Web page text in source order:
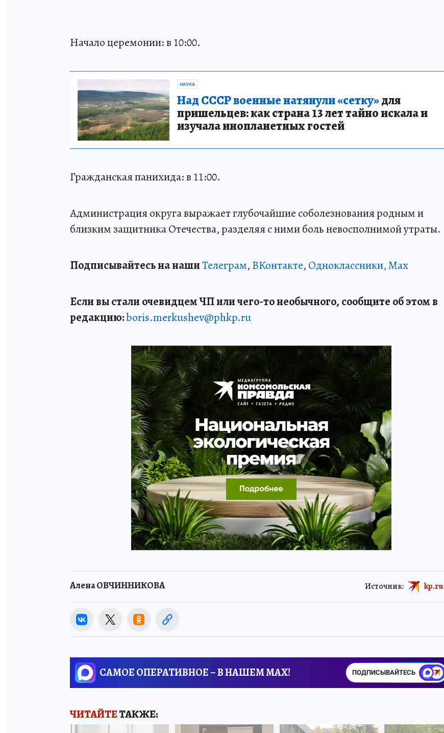
Начало церемонии: в 10:00.
НАУКА
Над СССР военные натянули «сетку»для
пришельцев: как страна 13 лет тайно искала и
изучала инопланетных гостей
Гражданская панихида: в 11:00.
Администрация округа выражает глубочайшие соболезнования родным и
близким защитника Отечества, разделяя с ними боль невосполнимой утраты.
Подписывайтесь на нашиТелеграм, ВКонтакте, Одноклассники,Max
Если вы стали очевидцем ЧП или чего-то необычного, сообщите об этом в
редакцию:boris.merkushev@phkp.ru
Алена ОВЧИННИКОВА Источник: kp.ru
САМОЕ ОПЕРАТИВНОЕ – В НАШЕМ MAX! ПОДПИСЫВАЙТЕСЬ
ЧИТАЙТЕТАКЖЕ: